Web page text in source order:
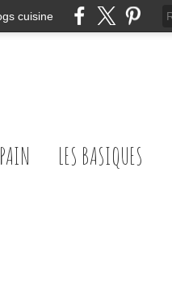
cuisine
LES BASIQUES